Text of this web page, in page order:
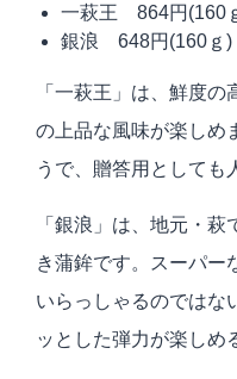
一萩王 864円 (160
銀浪 648円 (160ｇ )
「一萩王」は、鮮度
の上品な風味が楽しめ
うで、贈答用としても
「銀浪」は、地元・
き蒲鉾です。スーパー
いらっしゃるのではな
ッとした弾力が楽しめ